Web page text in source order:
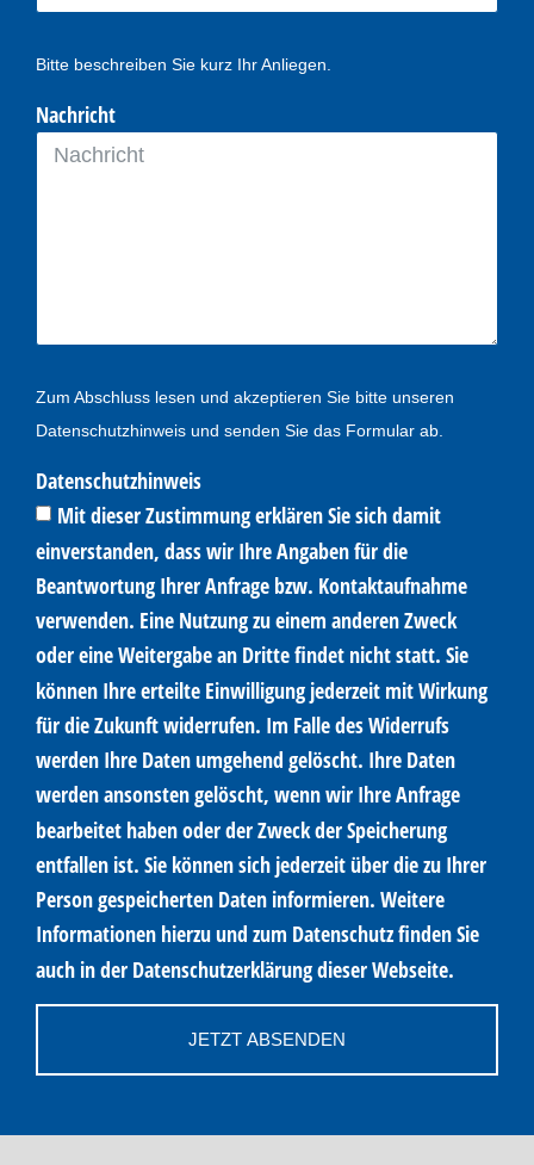
Bitte beschreiben Sie kurz Ihr Anliegen.
Nachricht
Zum Abschluss lesen und akzeptieren Sie bitte unseren
Datenschutzhinweis und senden Sie das Formular ab.
Datenschutzhinweis
Mit dieser Zustimmung erklären Sie sich damit
einverstanden, dass wir Ihre Angaben für die
Beantwortung Ihrer Anfrage bzw. Kontaktaufnahme
verwenden. Eine Nutzung zu einem anderen Zweck
oder eine Weitergabe an Dritte findet nicht statt. Sie
können Ihre erteilte Einwilligung jederzeit mit Wirkung
für die Zukunft widerrufen. Im Falle des Widerrufs
werden Ihre Daten umgehend gelöscht. Ihre Daten
werden ansonsten gelöscht, wenn wir Ihre Anfrage
bearbeitet haben oder der Zweck der Speicherung
entfallen ist. Sie können sich jederzeit über die zu Ihrer
Person gespeicherten Daten informieren. Weitere
Informationen hierzu und zum Datenschutz finden Sie
auch in der Datenschutzerklärung dieser Webseite.
JETZT ABSENDEN